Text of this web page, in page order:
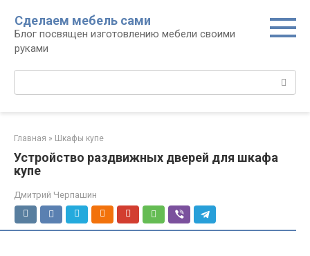
контенту
Сделаем мебель сами
Блог посвящен изготовлению мебели своими
руками
Главная » Шкафы купе
Устройство раздвижных дверей для шкафа
купе
Дмитрий Черпашин